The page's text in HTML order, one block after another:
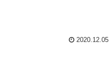
2020.12.05